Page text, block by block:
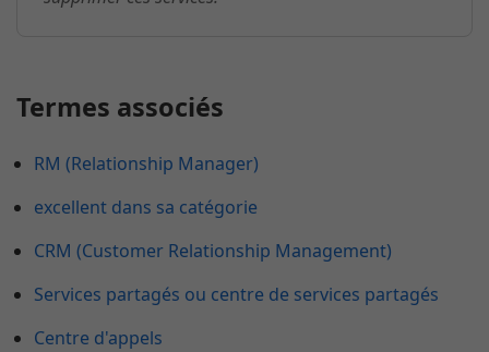
Termes associés
RM (Relationship Manager)
excellent dans sa catégorie
CRM (Customer Relationship Management)
Services partagés ou centre de services partagés
Centre d'appels